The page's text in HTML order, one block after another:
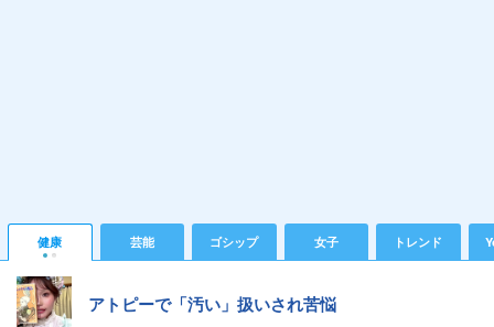
健康 芸能 ゴシップ 女子 トレンド
アトピーで「汚い」扱いされ苦悩